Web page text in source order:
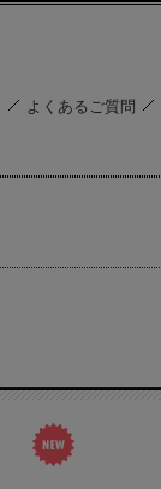
よくあるご質問